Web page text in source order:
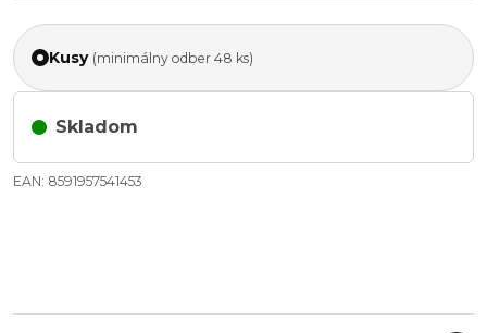
Kusy (minimálny odber 48 ks)
Skladom
EAN: 8591957541453